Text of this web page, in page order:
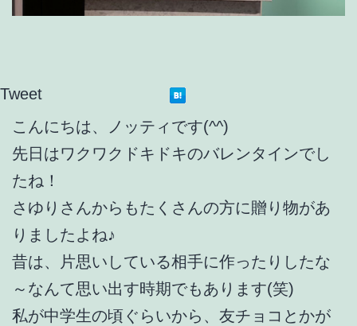
Tweet
こんにちは、ノッティです(^^)
先日はワクワクドキドキのバレンタインでし
たね！
さゆりさんからもたくさんの方に贈り物があ
りましたよね♪
昔は、片思いしている相手に作ったりしたな
～なんて思い出す時期でもあります(笑)
私が中学生の頃ぐらいから、友チョコとかが